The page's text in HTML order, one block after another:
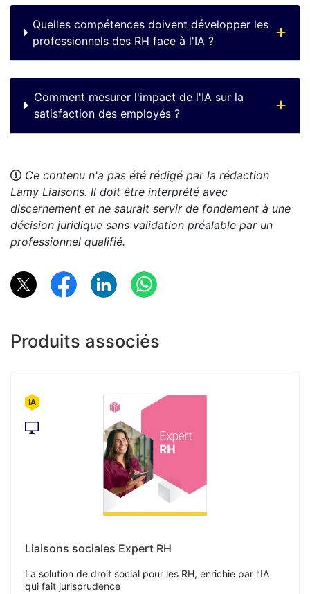
Quelles compétences doivent développer les
professionnels des RH face à l'IA ?
Comment mesurer l'impact de l'IA sur la
satisfaction des employés ?
Ce contenu n'a pas été rédigé par la rédaction
Lamy Liaisons. Il doit être interprété avec
discernement et ne saurait servir de fondement à une
décision juridique sans validation préalable par un
professionnel qualifié.
Produits associés
Liaisons sociales Expert RH
La solution de droit social pour les RH, enrichie par l’IA
qui fait jurisprudence